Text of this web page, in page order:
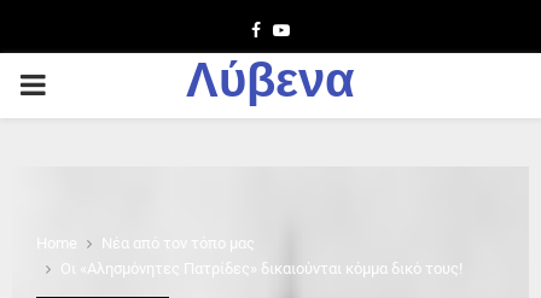
Facebook
Youtube
PRIMARY
Λύβενα
Home
Νέα από τον τόπο μας
Οι «Αλησμόνητες Πατρίδες» δικαιούνται κόμμα δικό τους!